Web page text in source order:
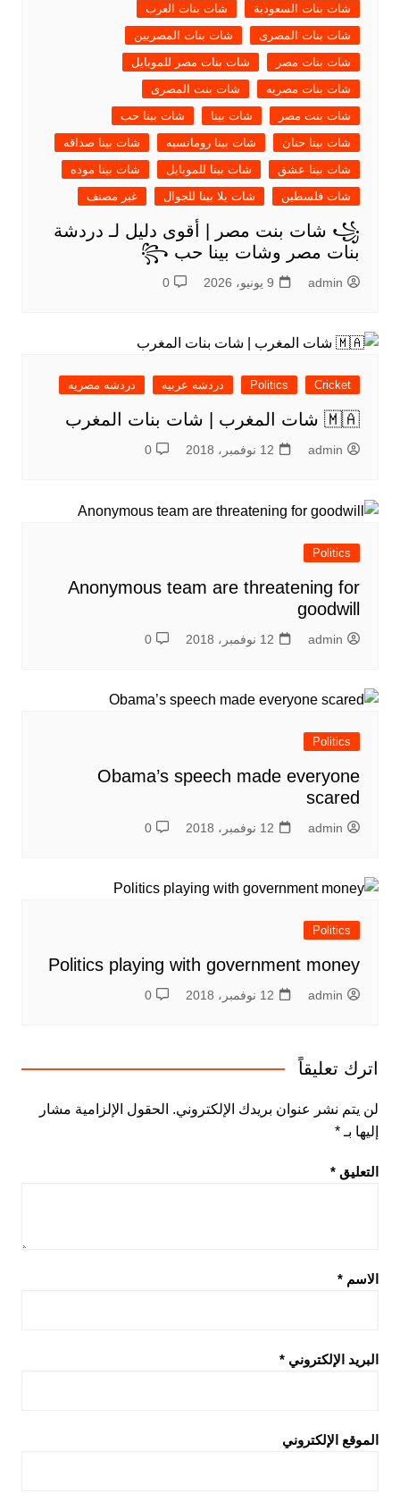
شات بنات السعودية
شات بنات العرب
شات بنات المصرى
شات بنات المصريين
شات بنات مصر
شات بنات مصر للموبايل
شات بنات مصريه
شات بنت المصرى
شات بنت مصر
شات بينا
شات بينا حب
شات بينا حنان
شات بينا رومانسيه
شات بينا صداقه
شات بينا عشق
شات بينا للموبايل
شات بينا موده
شات فلسطين
شات يلا بينا للجوال غير مصنف
꧁ شات بنت مصر | أقوى دليل لـ دردشة
بنات مصر وشات بينا حب ꧂
admin 9 يونيو، 2026 0
Cricket
Politics دردشه عربيه دردشه مصريه
🇲🇦 شات المغرب | شات بنات المغرب
admin 12 نوفمبر، 2018 0
Politics
Anonymous team are threatening for
goodwill
admin 12 نوفمبر، 2018 0
Politics
Obama’s speech made everyone
scared
admin 12 نوفمبر، 2018 0
Politics
Politics playing with government money
admin 12 نوفمبر، 2018 0
اترك تعليقاً
لن يتم نشر عنوان بريدك الإلكتروني. الحقول الإلزامية مشار
إليها بـ *
التعليق *
الاسم *
البريد الإلكتروني *
الموقع الإلكتروني